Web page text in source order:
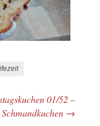
01/52 –
Schmandkuchen →